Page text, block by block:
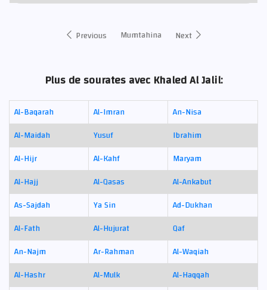
Previous Mumtahina Next
Plus de sourates avec Khaled Al Jalil:
Al-Baqarah Al-Imran
An-Nisa
Al-Maidah
Yusuf
Ibrahim
Al-Hijr
Al-Kahf
Maryam
Al-Hajj
Al-Qasas
Al-Ankabut
As-Sajdah
Ya Sin
Ad-Dukhan
Al-Fath
Al-Hujurat
Qaf
An-Najm
Ar-Rahman
Al-Waqiah
Al-Hashr
Al-Mulk
Al-Haqqah